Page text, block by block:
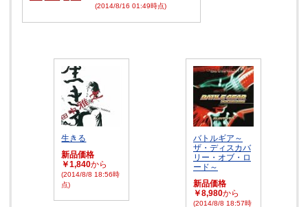
(2014/8/16 01:49時点)
生きる
新品価格
￥1,840から
(2014/8/8 18:56時
点)
バトルギア～
ザ・ディスカバ
リー・オブ・ロ
ード～
新品価格
￥8,980から
(2014/8/8 18:57時